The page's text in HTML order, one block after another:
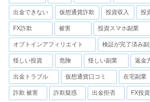
出金できない 仮想通貨詐欺 投資収入 投
FX詐欺 被害 投資スマホ副業
オプトインアフィリエイト 検証が完了済み副
怪しい投資 危険 怪しい副業 返金
出金トラブル 仮想通貨口コミ 在宅副業
詐欺 被害 詐欺疑惑 出金拒否 FX投資